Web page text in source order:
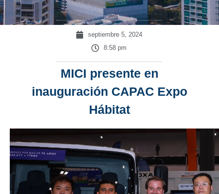
septiembre 5, 2024
8:58 pm
MICI presente en
inauguración CAPAC Expo
Hábitat